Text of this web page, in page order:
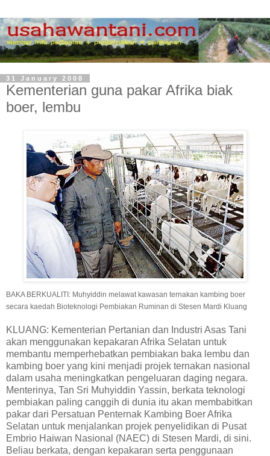
31 January 2008
Kementerian guna pakar Afrika biak
boer, lembu
BAKA BERKUALITI: Muhyiddin melawat kawasan ternakan kambing boer
secara kaedah Bioteknologi Pembiakan Ruminan di Stesen Mardi Kluang
KLUANG: Kementerian Pertanian dan Industri Asas Tani
akan menggunakan kepakaran Afrika Selatan untuk
membantu memperhebatkan pembiakan baka lembu dan
kambing boer yang kini menjadi projek ternakan nasional
dalam usaha meningkatkan pengeluaran daging negara.
Menterinya, Tan Sri Muhyiddin Yassin, berkata teknologi
pembiakan paling canggih di dunia itu akan membabitkan
pakar dari Persatuan Penternak Kambing Boer Afrika
Selatan untuk menjalankan projek penyelidikan di Pusat
Embrio Haiwan Nasional (NAEC) di Stesen Mardi, di sini.
Beliau berkata, dengan kepakaran serta penggunaan